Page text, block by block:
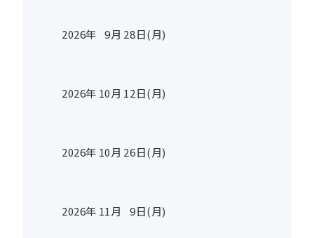
2026年 9月 28日(月)
2026年 10月 12日(月)
2026年 10月 26日(月)
2026年 11月 9日(月)